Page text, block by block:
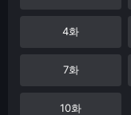
4화
7화
10화